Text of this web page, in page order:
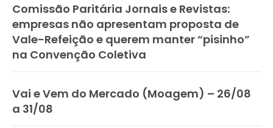
Comissão Paritária Jornais e Revistas:
empresas não apresentam proposta de
Vale-Refeição e querem manter “pisinho”
na Convenção Coletiva
Vai e Vem do Mercado (Moagem) – 26/08
a 31/08